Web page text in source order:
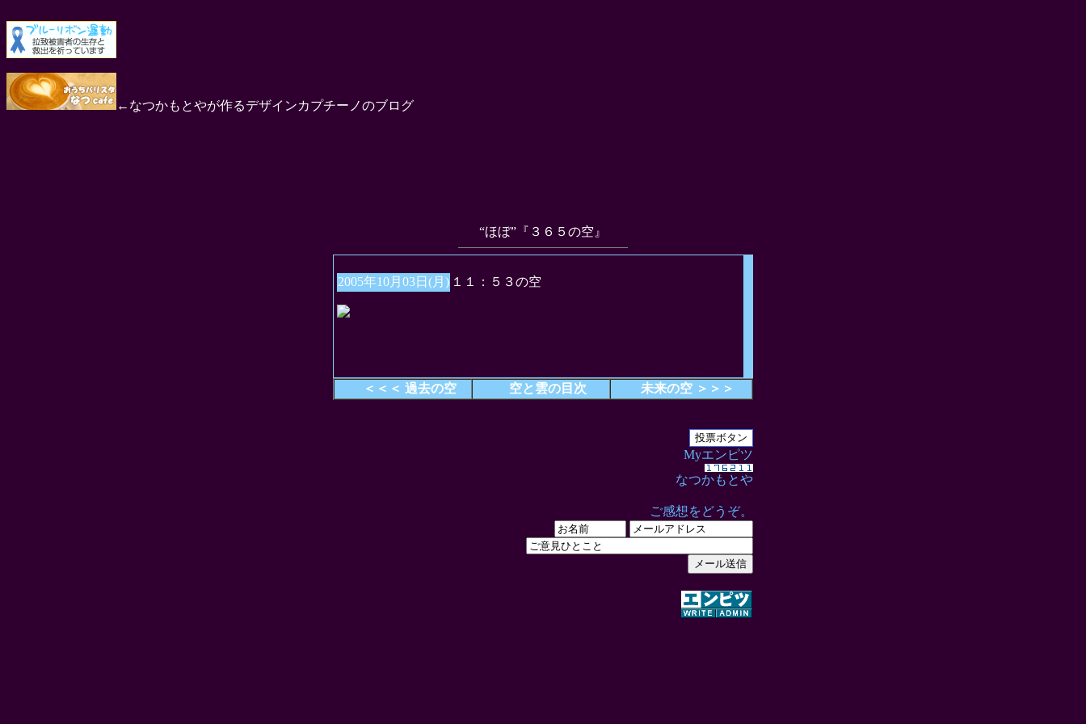
←なつかもとやが作るデザインカプチーノのブログ
“ほぼ”『３６５の空』
2005年10月03日(月) １１：５３の空
＜＜＜ 過去の空 空と雲の目次 未来の空 ＞＞＞
Myエンピツ
なつかもとや
ご感想をどうぞ。